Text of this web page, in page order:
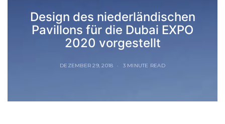
Design des niederländischen
Pavillons für die Dubai EXPO
2020 vorgestellt
DEZEMBER 29, 2018 3 MINUTE READ